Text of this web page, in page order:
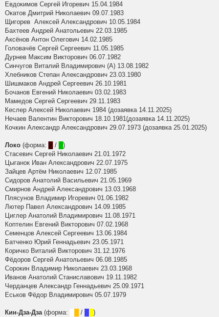
Евдокимов Сергей Игоревич 15.04.1984
Окатов Дмитрий Николаевич 09.07.1983
Щигорев Алексей Александрович 10.05.1984
Бахтеев Андрей Анатольевич 22.03.1985
Аксёнов Антон Олегович 14.02.1985
Головачёв Сергей Сергеевич 11.05.1985
Дурнев Максим Викторович 06.07.1982
Синчугов Виталий Владимирович (А) 13.08.1982
Хлебников Степан Александрович 23.03.1980
Шишмаков Андрей Сергеевич 26.10.1981
Бочанов Евгений Николаевич 03.02.1983
Мамедов Сергей Сергеевич 29.11.1983
Кеслер Алексей Николаевич 1984 (дозаявка 14.11.2025)
Нечаев Валентин Викторович 18.10.1981(дозаявка 14.11.2025)
Кочкин Александр Александрович 29.07.1973 (дозаявка 25.01.2025)
Локо (форма: /
)
Стасевич Сергей Николаевич 21.01.1972
Цыганок Иван Александрович 22.07.1975
Зайцев Артём Николаевич 12.07.1985
Сидоров Анатолий Васильевич 21.05.1969
Смирнов Андрей Александрович 13.03.1968
Плясунов Владимир Игоревич 01.06.1982
Лютер Павел Александрович 14.09.1985
Циглер Анатолий Владимирович 11.08.1971
Коптелин Евгений Викторович 07.02.1968
Семенцов Алексей Сергеевич 13.06.1984
Батченко Юрий Геннадьевич 23.05.1971
Коричко Виталий Викторович 31.12.1976
Фёдоров Сергей Анатольевич 06.08.1985
Сорокин Владимир Николаевич 23.03.1968
Иванов Анатолий Станиславович 19.11.1982
Черданцев Александр Геннадьевич 25.09.1971
Еськов Фёдор Владимирович 05.07.1979
Кин-Дза-Дза(форма: /
)